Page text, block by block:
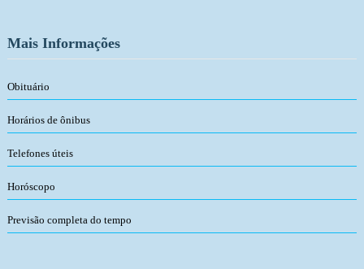
Mais Informações
Obituário
Horários de ônibus
Telefones úteis
Horóscopo
Previsão completa do tempo